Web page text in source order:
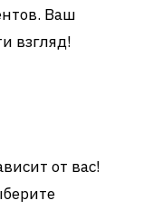
Ваш
взгляд!
от вас!